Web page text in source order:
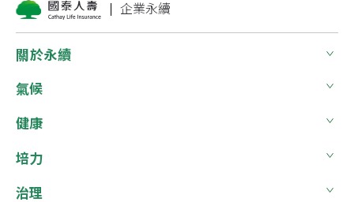
企業永續
關於永續
氣候
健康
培力
治理